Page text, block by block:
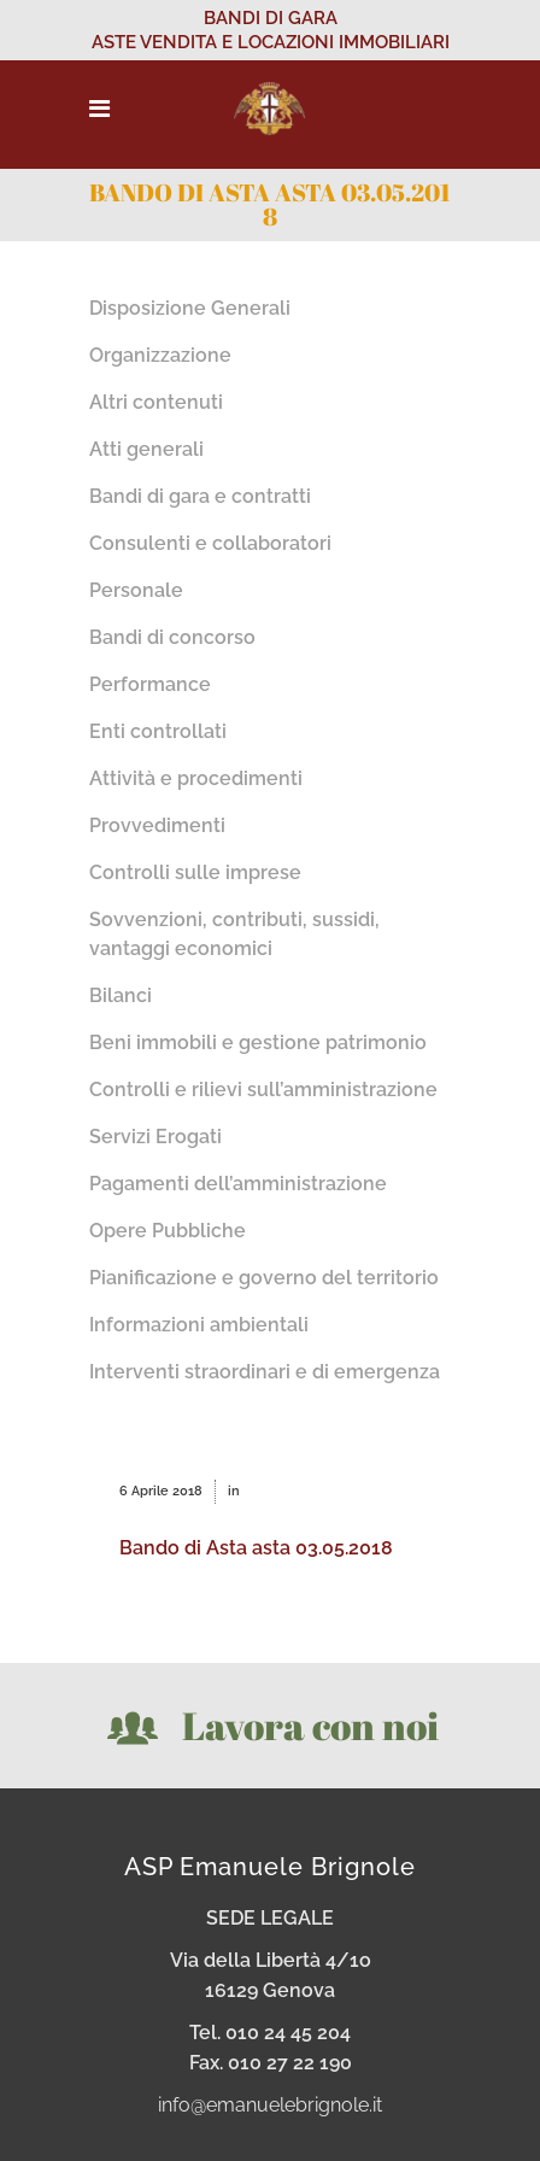
BANDI DI GARA
ASTE VENDITA E LOCAZIONI IMMOBILIARI
BANDO DI ASTA ASTA 03.05.201
8
Disposizione Generali
Organizzazione
Altri contenuti
Atti generali
Bandi di gara e contratti
Consulenti e collaboratori
Personale
Bandi di concorso
Performance
Enti controllati
Attività e procedimenti
Provvedimenti
Controlli sulle imprese
Sovvenzioni, contributi, sussidi,
vantaggi economici
Bilanci
Beni immobili e gestione patrimonio
Controlli e rilievi sull’amministrazione
Servizi Erogati
Pagamenti dell’amministrazione
Opere Pubbliche
Pianificazione e governo del territorio
Informazioni ambientali
Interventi straordinari e di emergenza
6 Aprile 2018 in
Bando di Asta asta 03.05.2018
Lavora con noi
ASP Emanuele Brignole
SEDE LEGALE
Via della Libertà 4/1o
16129 Genova
Tel. 010 24 45 204
Fax. 010 27 22 190
info@emanuelebrignole.it